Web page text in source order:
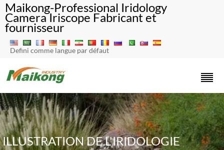
Maikong-Professional Iridology
Camera Iriscope Fabricant et
fournisseur
Defini comme langue par défaut
ILLUSTRATION DE L'IRIDOLOGIE